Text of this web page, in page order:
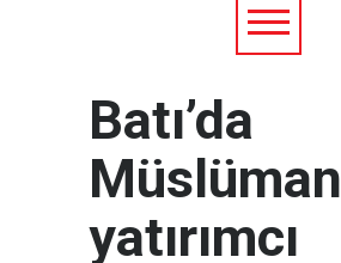
Batı’da
Müslüman
yatırımcı